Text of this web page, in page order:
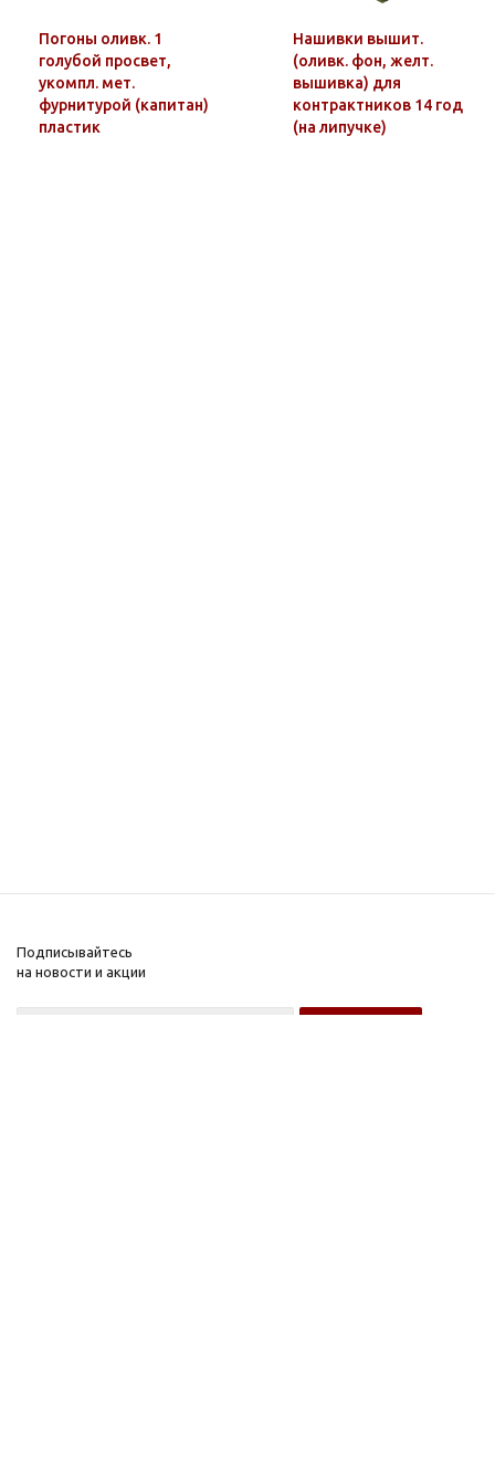
Погоны оливк. 1
голубой просвет,
укомпл. мет.
фурнитурой (капитан)
пластик
Нашивки вышит.
(оливк. фон, желт.
вышивка) для
контрактников 14 год
(на липучке)
Подписывайтесь
на новости и акции